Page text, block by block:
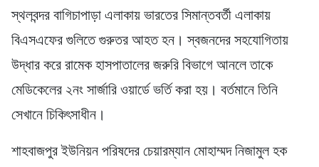
স্থলবন্দর বাগিচাপাড়া এলাকায় ভারতের সিমান্তবর্তী এলাকায়
বিএসএফের গুলিতে গুরুতর আহত হন। স্বজনদের সহযোগিতায়
উদ্ধার করে রামেক হাসপাতালের জরুরি বিভাগে আনলে তাকে
মেডিকেলের ২নং সার্জারি ওয়ার্ডে ভর্তি করা হয়। বর্তমানে তিনি
সেখানে চিকিৎসাধীন।
শাহবাজপুর ইউনিয়ন পরিষদের চেয়ারম্যান মোহাম্মদ নিজামুল হক